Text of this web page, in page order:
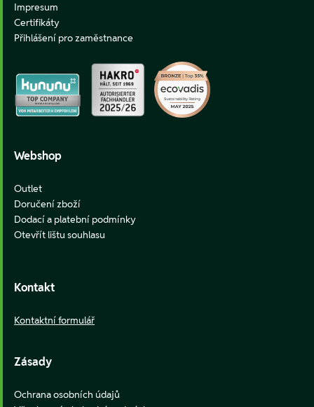
Impresum
Certifikáty
Přihlášení pro zaměstnance
Webshop
Outlet
Doručení zboží
Dodací a platební podmínky
Otevřít lištu souhlasu
Kontakt
Kontaktní formulář
Zásady
Ochrana osobních údajů